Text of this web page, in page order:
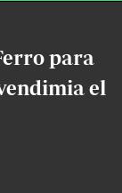
para
el